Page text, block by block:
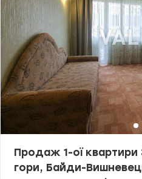
супермаркети, ринок, бювет. •
пляжами, кінотеатр «Флоренція».
розв'язка: до зупинки
Лівобережна, Дарниця - 20 хв
хв транспортом. Ціна: 45000 у.о.,
Олівія.valion.ua/1151276
Продаж 1-ої квартири
гори, Байди-